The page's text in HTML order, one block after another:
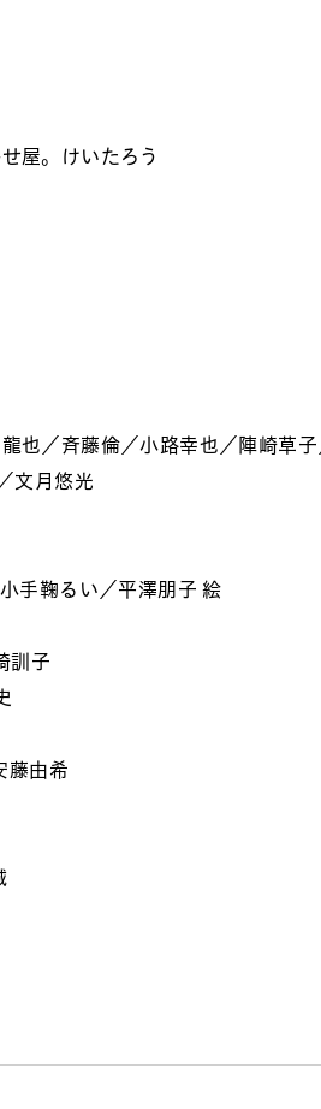
屋。けいたろう
也／斉藤倫／小路幸也／陣崎草
文月悠光
手鞠るい／平澤朋子 絵
訓子
藤由希